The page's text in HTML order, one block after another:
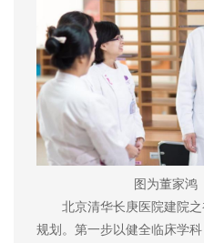
图为董家鸿
北京清华长庚医院建院
规划。第一步以健全临床学